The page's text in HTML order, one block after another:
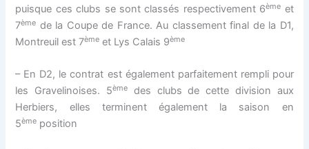
puisque ces clubs se sont classés respectivement 6ème et
7ème de la Coupe de France. Au classement final de la D1,
Montreuil est 7ème et Lys Calais 9ème
– En D2, le contrat est également parfaitement rempli pour
les Gravelinoises. 5èmedes clubs de cette division aux
Herbiers, elles terminent également la saison en
5ème position